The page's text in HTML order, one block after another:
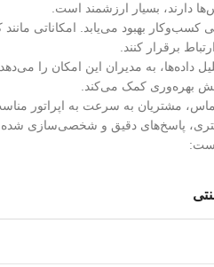
دارند، بسیار ارزشمند است.
کسب‌وکار بهبود می‌یابد. امکاناتی
برقرار کنند.
داده‌ها، به مدیران این امکان را
بهره‌وری کمک می‌کند.
تماس، مشتریان به سرعت به
پاسخ‌های دقیق و شخصی‌سازی شده